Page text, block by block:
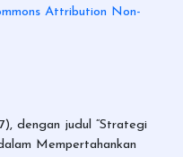
Attribution Non-
dengan judul “Strategi
Mempertahankan